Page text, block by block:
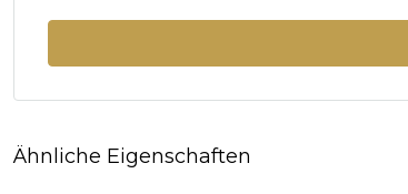
Ähnliche Eigenschaften